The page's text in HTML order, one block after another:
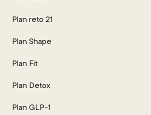
Plan reto 21
Plan Shape
Plan Fit
Plan Detox
Plan GLP-1